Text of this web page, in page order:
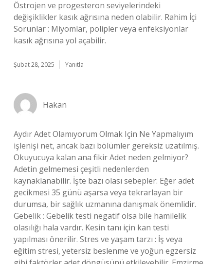
Östrojen ve progesteron seviyelerindeki
değişiklikler kasık ağrısına neden olabilir. Rahim İçi
Sorunlar : Miyomlar, polipler veya enfeksiyonlar
kasık ağrısına yol açabilir.
Şubat 28, 2025 Yanıtla
Hakan
Aydır Adet Olamıyorum Olmak Için Ne Yapmalıyım
işlenişi net, ancak bazı bölümler gereksiz uzatılmış.
Okuyucuya kalan ana fikir Adet neden gelmiyor?
Adetin gelmemesi çeşitli nedenlerden
kaynaklanabilir. İşte bazı olası sebepler: Eğer adet
gecikmesi 35 günü aşarsa veya tekrarlayan bir
durumsa, bir sağlık uzmanına danışmak önemlidir.
Gebelik : Gebelik testi negatif olsa bile hamilelik
olasılığı hala vardır. Kesin tanı için kan testi
yapılması önerilir. Stres ve yaşam tarzı : İş veya
eğitim stresi, yetersiz beslenme ve yoğun egzersiz